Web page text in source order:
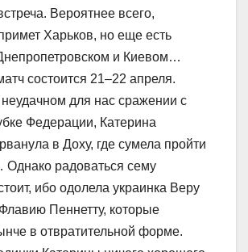
Вероятнее всего,
Харьков, но еще есть
и Киевом…
состоится 21–22 апреля.
для нас сражении с
Федерации, Катерина
в Доху, где сумела пройти
Однако радоваться сему
ибо одолела украинка Веру
Пеннетту, которые
в отвратительной форме.